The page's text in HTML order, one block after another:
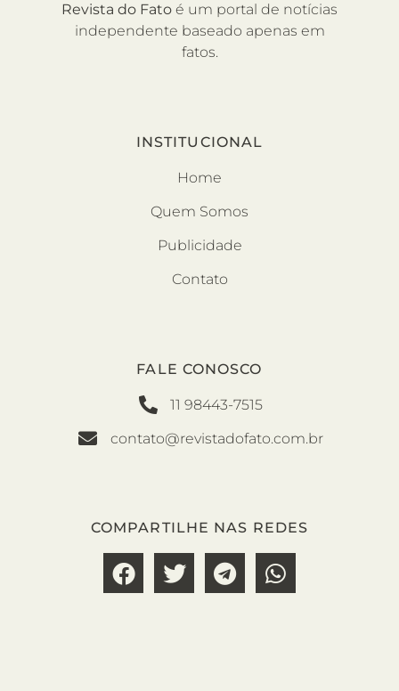
Revista do Fato é um portal de notícias
independente baseado apenas em
fatos.
INSTITUCIONAL
Home
Quem Somos
Publicidade
Contato
FALE CONOSCO
11 98443-7515
contato@revistadofato.com.br
COMPARTILHE NAS REDES